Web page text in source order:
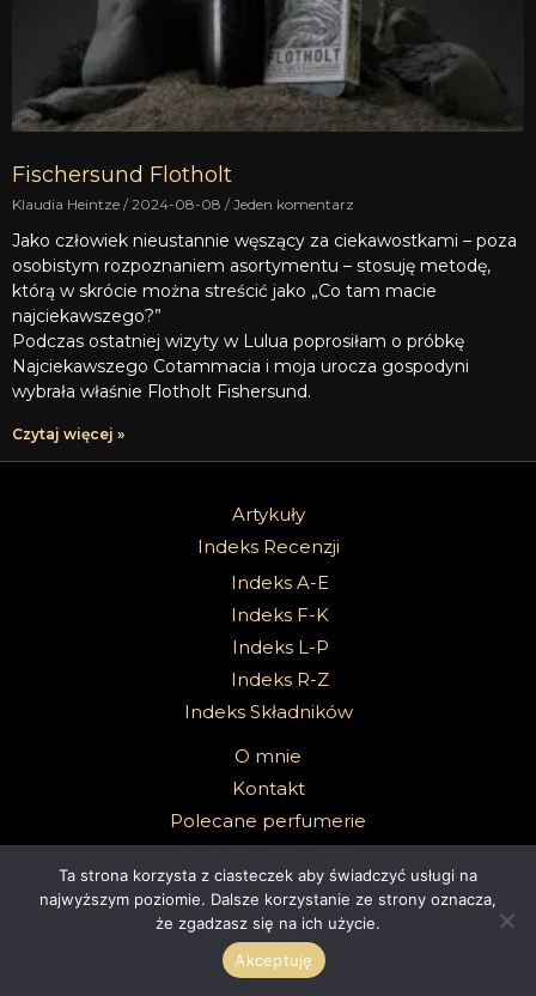
Fischersund Flotholt
Klaudia Heintze 2024-08-08 Jeden komentarz
Jako człowiek nieustannie węszący za ciekawostkami – poza
osobistym rozpoznaniem asortymentu – stosuję metodę,
którą w skrócie można streścić jako „Co tam macie
najciekawszego?”
Podczas ostatniej wizyty w Lulua poprosiłam o próbkę
Najciekawszego Cotammacia i moja urocza gospodyni
wybrała właśnie Flotholt Fishersund.
Czytaj więcej »
Artykuły
Indeks Recenzji
Indeks A-E
Indeks F-K
Indeks L-P
Indeks R-Z
Indeks Składników
O mnie
Kontakt
Polecane perfumerie
Copyright 2026 @Sabbath Of Senses |Z dumą wspierane przez
Ta strona korzysta z ciasteczek aby świadczyć usługi na
najwyższym poziomie. Dalsze korzystanie ze strony oznacza,
że zgadzasz się na ich użycie.
Akceptuję